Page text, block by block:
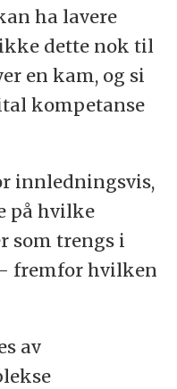
ha lavere
dette nok til
en kam, og si
kompetanse
innledningsvis,
på hvilke
som trengs i
fremfor hvilken
av